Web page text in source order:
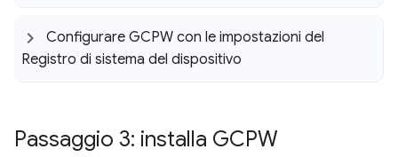
Configurare GCPW con le impostazioni del
Registro di sistema del dispositivo
Passaggio 3: installa GCPW